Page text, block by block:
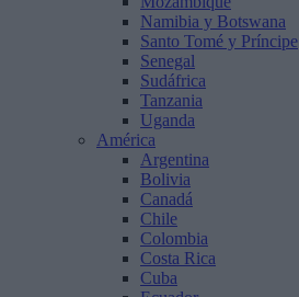
Namibia y Botswana
Santo Tomé y Príncipe
Senegal
Sudáfrica
Tanzania
Uganda
América
Argentina
Bolivia
Canadá
Chile
Colombia
Costa Rica
Cuba